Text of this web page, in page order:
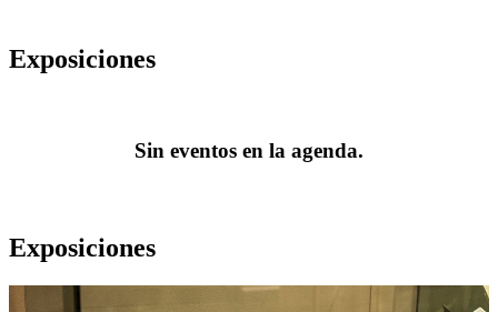
Exposiciones
Sin eventos en la agenda.
Exposiciones